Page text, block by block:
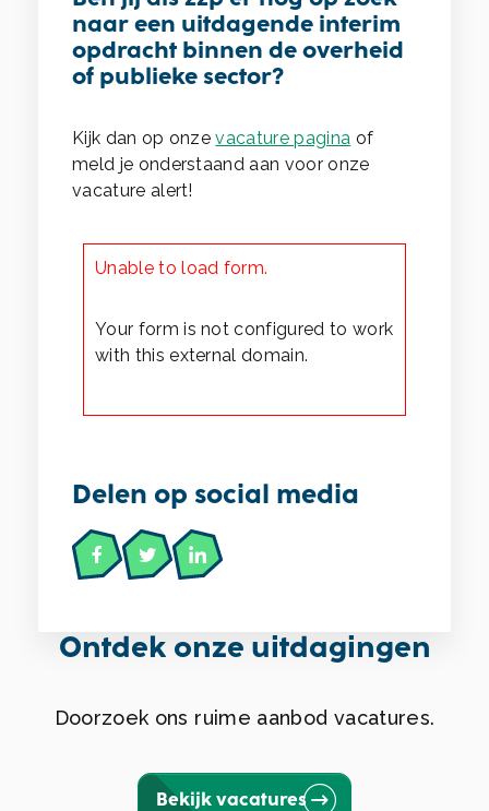
naar een uitdagende interim
opdracht binnen de overheid
of publieke sector?
Kijk dan op onzevacature pagina of
meld je onderstaand aan voor onze
vacature alert!
Unable to load form.
Your form is not configured to work
with this external domain.
Delen op social media
Ontdek onze uitdagingen
Doorzoek ons ruime aanbod vacatures.
Bekijk vacatures